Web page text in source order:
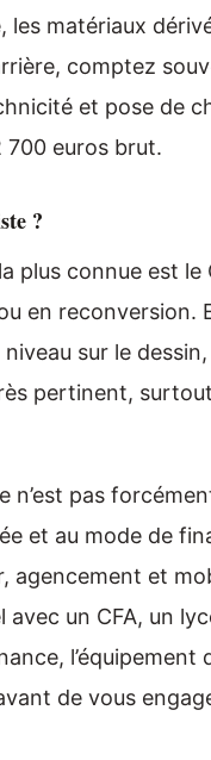
les matériaux
comptez
et pose de
euros brut.
?
plus connue est le
en
sur le
pertinent,
pas
et au mode de
et
un CFA, un
l’équipement
de vous